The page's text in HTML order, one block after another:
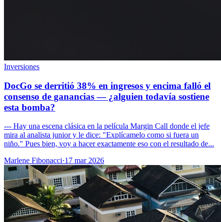
Inversiones
DocGo se derritió 38% en ingresos y encima falló el
consenso de ganancias — ¿alguien todavía sostiene
esta bomba?
--- Hay una escena clásica en la película Margin Call donde el jefe
mira al analista junior y le dice: "Explícamelo como si fuera un
niño." Pues bien, voy a hacer exactamente eso con el resultado de...
Marlene Fibonacci·17 mar 2026